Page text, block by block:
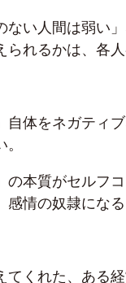
ない人間は弱い
られるかは、各人
自体をネガティ
の本質がセルフ
感情の奴隷にな
てくれた、ある